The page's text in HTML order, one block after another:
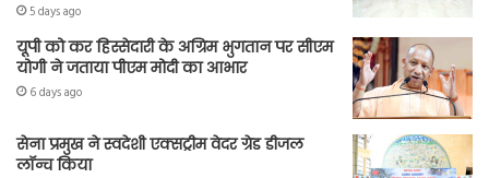
5 days ago
यूपी को कर हिस्सेदारी के अग्रिम भुगतान पर सीएम
योगी ने जताया पीएम मोदी का आभार
6 days ago
सेना प्रमुख ने स्वदेशी एक्सट्रीम वेदर ग्रेड डीजल
लॉन्च किया